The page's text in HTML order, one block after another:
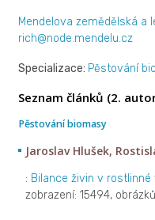
Mendelova zemědělská a
rich@node.mendelu.cz
Specializace: Pěstování
Seznam článků (2.
Pěstování biomasy
Jaroslav Hlušek,
: Bilance živin v
zobrazení: 15494,